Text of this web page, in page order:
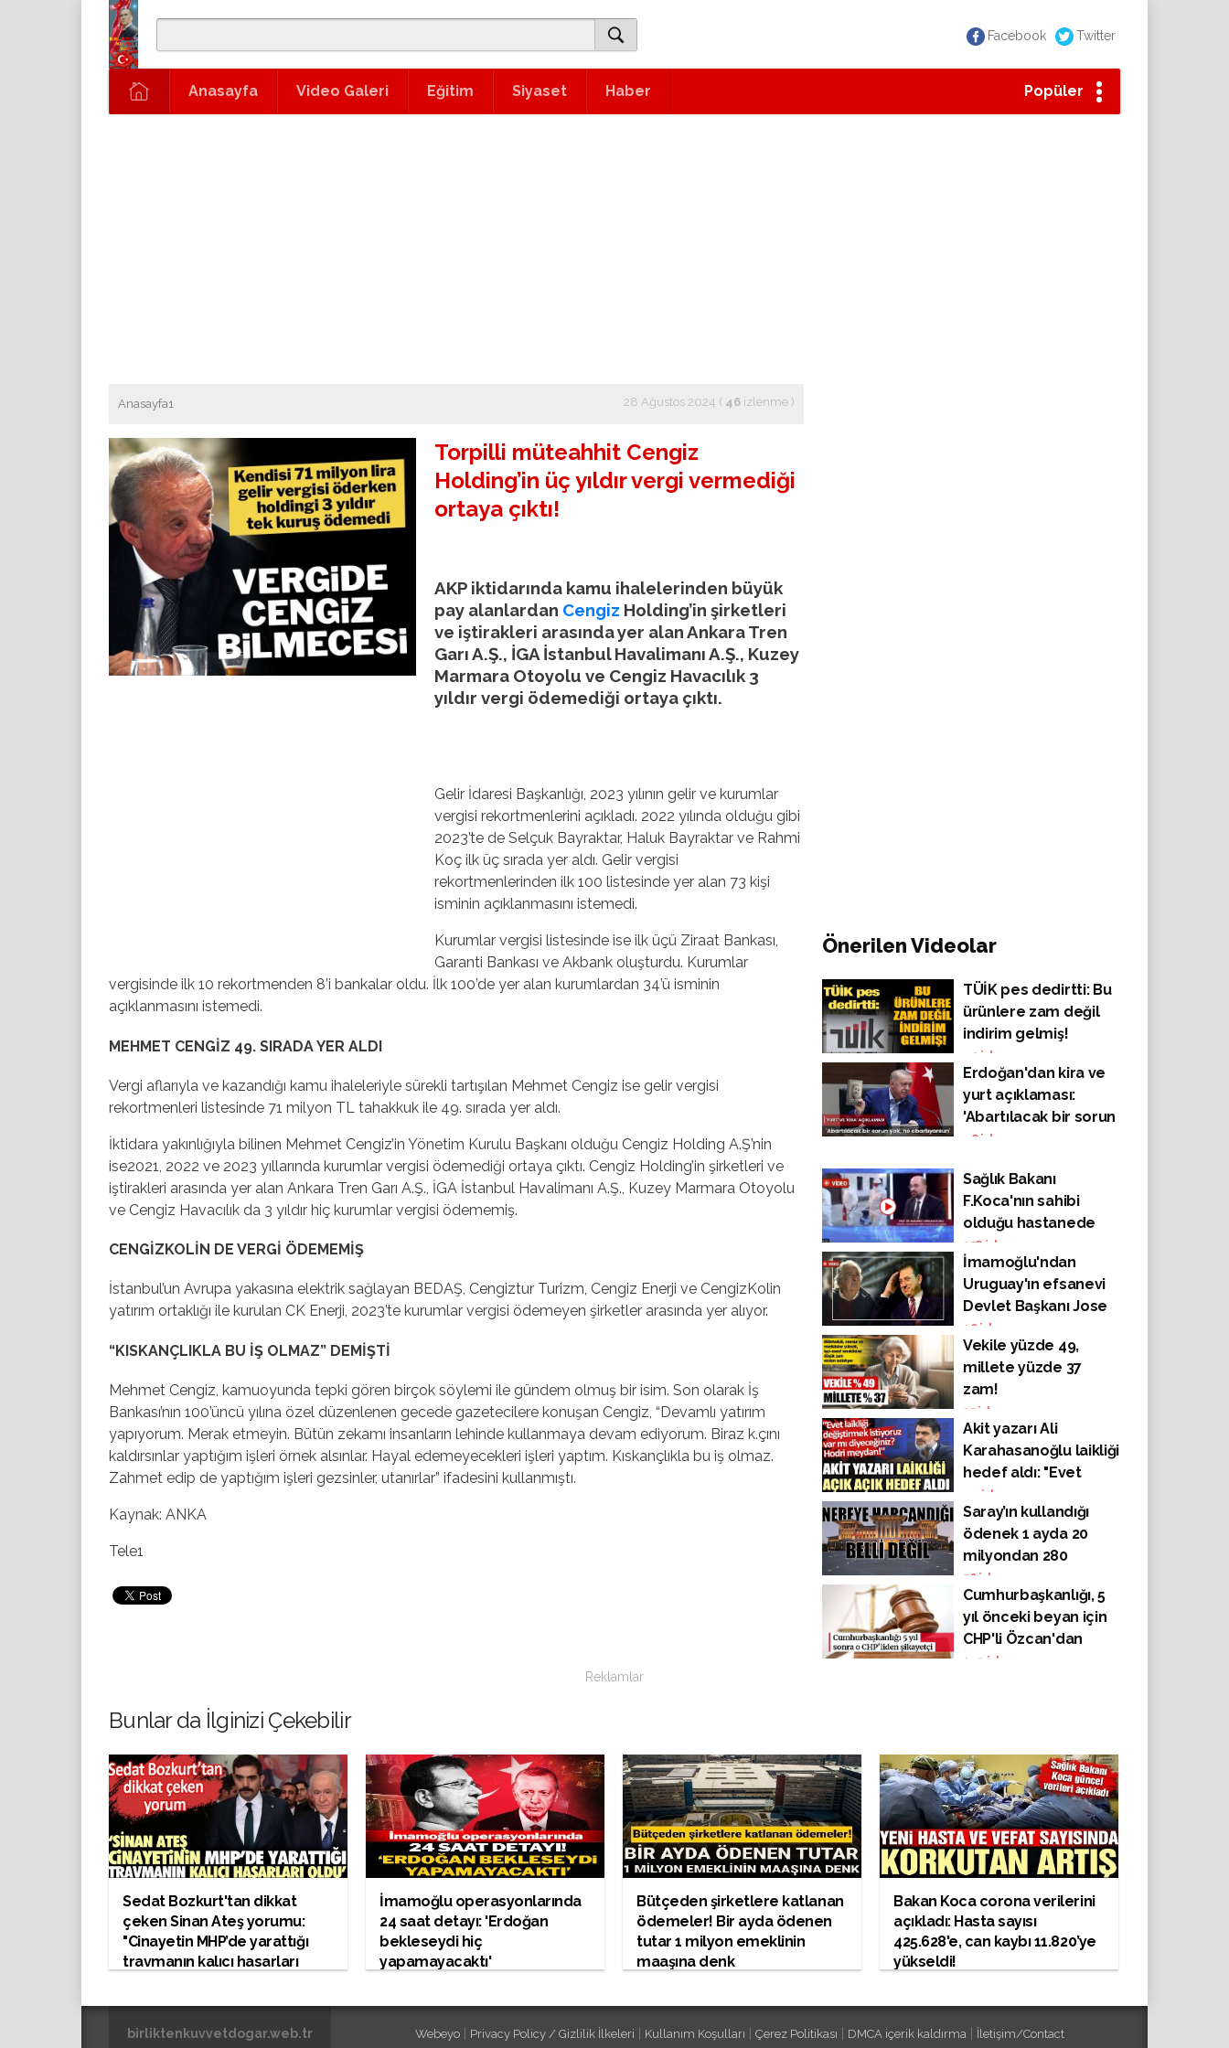
Facebook Twitter
Anasayfa Video Galeri Eğitim Siyaset Haber Popüler
Anasayfa1 28 Ağustos 2024 ( 46 izlenme )
Torpilli müteahhit Cengiz
Holding’in üç yıldır vergi vermediği
ortaya çıktı!
AKP iktidarında kamu ihalelerinden büyük
pay alanlardan Cengiz Holding’in şirketleri
ve iştirakleri arasında yer alan Ankara Tren
Garı A.Ş., İGA İstanbul Havalimanı A.Ş., Kuzey
Marmara Otoyolu ve Cengiz Havacılık 3
yıldır vergi ödemediği ortaya çıktı.
Gelir İdaresi Başkanlığı, 2023 yılının gelir ve kurumlar
vergisi rekortmenlerini açıkladı. 2022 yılında olduğu gibi
2023’te de Selçuk Bayraktar, Haluk Bayraktar ve Rahmi
Koç ilk üç sırada yer aldı. Gelir vergisi
rekortmenlerinden ilk 100 listesinde yer alan 73 kişi
isminin açıklanmasını istemedi.
Kurumlar vergisi listesinde ise ilk üçü Ziraat Bankası,
Garanti Bankası ve Akbank oluşturdu. Kurumlar
vergisinde ilk 10 rekortmenden 8’i bankalar oldu. İlk 100’de yer alan kurumlardan 34’ü isminin
açıklanmasını istemedi.
MEHMET CENGİZ 49. SIRADA YER ALDI
Vergi aflarıyla ve kazandığı kamu ihaleleriyle sürekli tartışılan Mehmet Cengiz ise gelir vergisi
rekortmenleri listesinde 71 milyon TL tahakkuk ile 49. sırada yer aldı.
İktidara yakınlığıyla bilinen Mehmet Cengiz’in Yönetim Kurulu Başkanı olduğu Cengiz Holding A.Ş’nin
ise2021, 2022 ve 2023 yıllarında kurumlar vergisi ödemediği ortaya çıktı. Cengiz Holding’in şirketleri ve
iştirakleri arasında yer alan Ankara Tren Garı A.Ş., İGA İstanbul Havalimanı A.Ş., Kuzey Marmara Otoyolu
ve Cengiz Havacılık da 3 yıldır hiç kurumlar vergisi ödememiş.
CENGİZKOLİN DE VERGİ ÖDEMEMİŞ
İstanbul’un Avrupa yakasına elektrik sağlayan BEDAŞ, Cengiztur Turizm, Cengiz Enerji ve CengizKolin
yatırım ortaklığı ile kurulan CK Enerji, 2023’te kurumlar vergisi ödemeyen şirketler arasında yer alıyor.
“KISKANÇLIKLA BU İŞ OLMAZ” DEMİŞTİ
Mehmet Cengiz, kamuoyunda tepki gören birçok söylemi ile gündem olmuş bir isim. Son olarak İş
Bankası’nın 100’üncü yılına özel düzenlenen gecede gazetecilere konuşan Cengiz, “Devamlı yatırım
yapıyorum. Merak etmeyin. Bütün zekamı insanların lehinde kullanmaya devam ediyorum. Biraz k.çını
kaldırsınlar yaptığım işleri örnek alsınlar. Hayal edemeyecekleri işleri yaptım. Kıskançlıkla bu iş olmaz.
Zahmet edip de yaptığım işleri gezsinler, utanırlar” ifadesini kullanmıştı.
Kaynak: ANKA
Tele1
Önerilen Videolar
TÜİK pes dedirtti: Bu
ürünlere zam değil
indirim gelmiş!
49 izlenme
Erdoğan'dan kira ve
yurt açıklaması:
'Abartılacak bir sorun
yok, ne abartıyorsun'
48izlenme
Sağlık Bakanı
F.Koca'nın sahibi
olduğu hastanede
çalışan doktor
'Tahmini vaka
sayısında 145
binlerdeyiz !'
358 izlenme
İmamoğlu'ndan
Uruguay'ın efsanevi
Devlet Başkanı Jose
Mujica (Pepe)'ya saygı
duruşu
26 izlenme
Vekile yüzde 49,
millete yüzde 37
zam!
35 izlenme
Akit yazarı Ali
Karahasanoğlu laikliği
hedef aldı: "Evet
laikliği değiştirmek
istiyoruz, var mı
diyeceğiniz? Hodri
meydan!"
izlenme
Saray’ın kullandığı
ödenek 1 ayda 20
milyondan 280
milyona fırladı!
56 izlenme
Cumhurbaşkanlığı, 5
yıl önceki beyan için
CHP'li Özcan'dan
şikâyetçi
142 izlenme
Reklamlar
Bunlar da İlginizi Çekebilir
Sedat Bozkurt'tan dikkat
çeken Sinan Ateş yorumu:
"Cinayetin MHP’de yarattığı
travmanın kalıcı hasarları
İmamoğlu operasyonlarında
24 saat detayı: 'Erdoğan
bekleseydi hiç
yapamayacaktı'
Bütçeden şirketlere katlanan
ödemeler! Bir ayda ödenen
tutar 1 milyon emeklinin
maaşına denk
Bakan Koca corona verilerini
açıkladı: Hasta sayısı
425.628'e, can kaybı 11.820’ye
yükseldi!
birliktenkuvvetdogar.web.tr Webeyo| Privacy Policy / Gizlilik İlkeleri Kullanım Koşulları Çerez Politikası DMCA içerik kaldırma İletişim/Contact